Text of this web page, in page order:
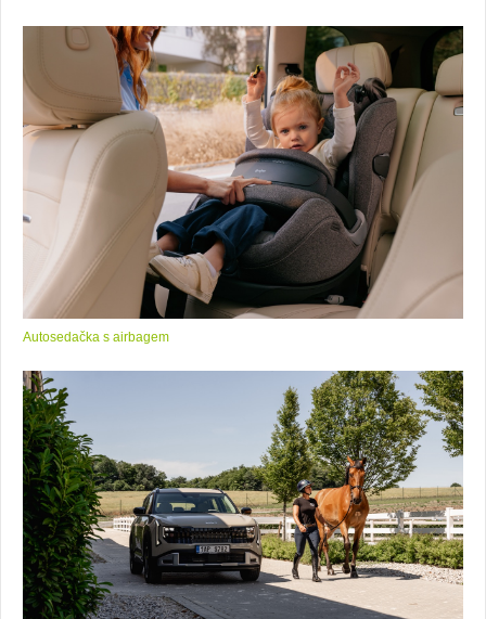
Autosedačka s airbagem